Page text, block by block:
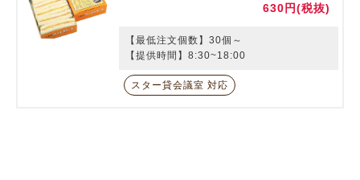
630円(税抜)
【最低注文個数】30個～
【提供時間】8:30~18:00
スター貸会議室 対応